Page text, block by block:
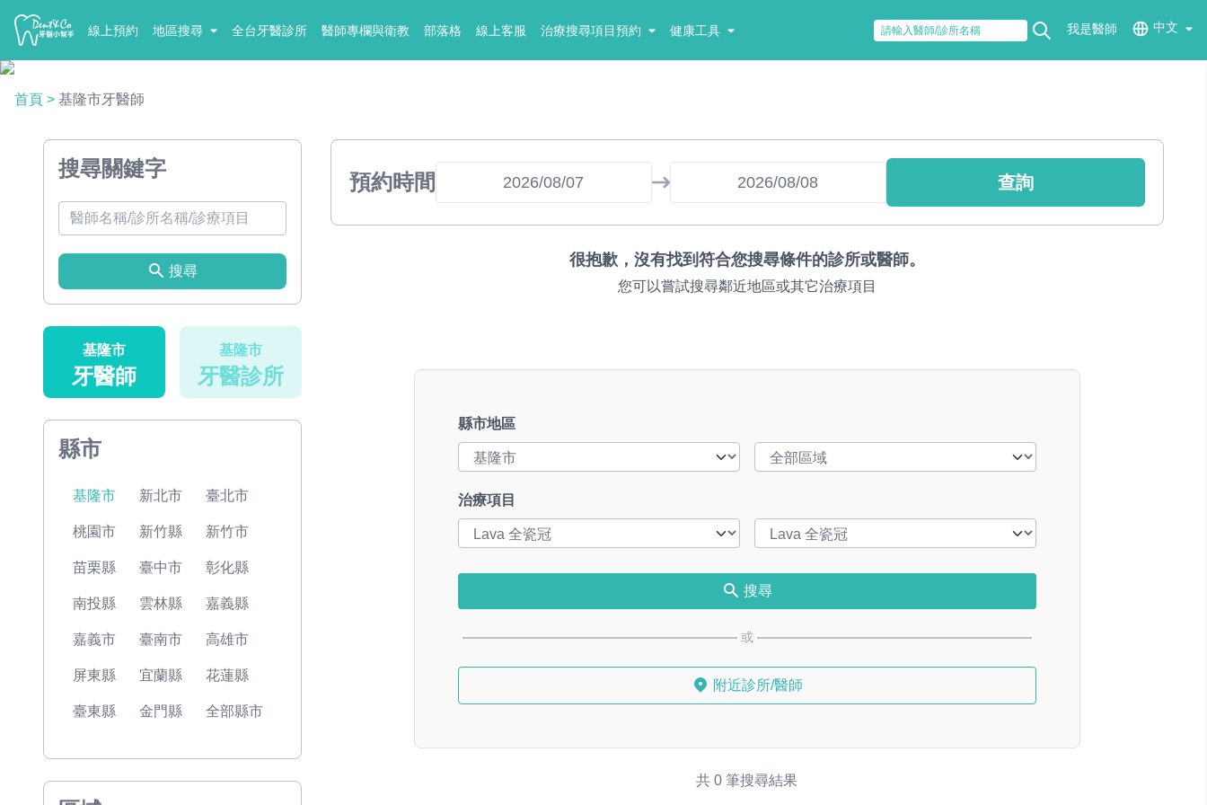
線上預約 地區搜尋 全台牙醫診所 醫師專欄與衛教 部落格 線上客服 治療搜尋項目預約 健康工具 我是醫師 中文
首頁 > 基隆市牙醫師
搜尋關鍵字
搜尋
基隆市
牙醫師
基隆市
牙醫診所
縣市
基隆市 新北市 臺北市
桃園市 新竹縣 新竹市
苗栗縣 臺中市 彰化縣
南投縣 雲林縣 嘉義縣
嘉義市 臺南市 高雄市
屏東縣 宜蘭縣 花蓮縣
臺東縣 金門縣 全部縣市
預約時間 查詢
很抱歉，沒有找到符合您搜尋條件的診所或醫師。
您可以嘗試搜尋鄰近地區或其它治療項目
縣市地區
治療項目
搜尋
或
附近診所/醫師
共 0 筆搜尋結果